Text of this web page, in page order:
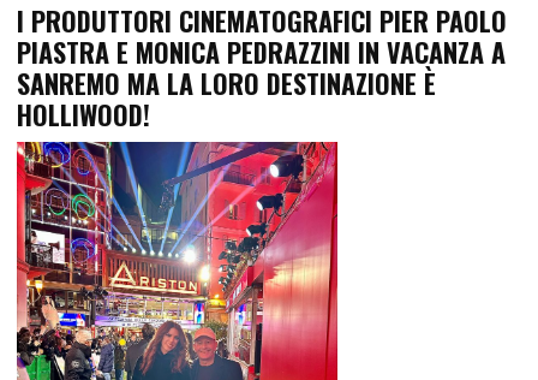
I PRODUTTORI CINEMATOGRAFICI PIER PAOLO
PIASTRA E MONICA PEDRAZZINI IN VACANZA A
SANREMO MA LA LORO DESTINAZIONE È
HOLLIWOOD!